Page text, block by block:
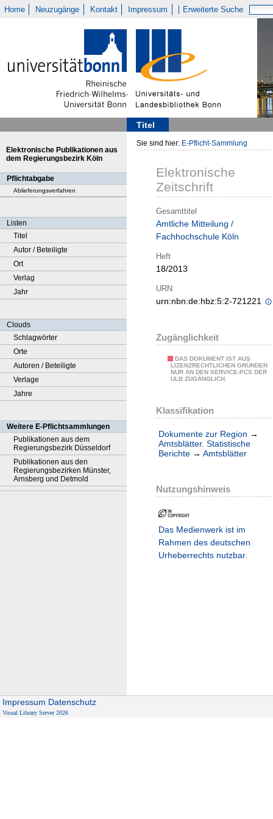
Home Neuzugänge Kontakt Impressum Erweiterte Suche
Titel
Elektronische Publikationen aus
dem Regierungsbezirk Köln
Pflichtabgabe
Ablieferungsverfahren
Listen
Titel
Autor / Beteiligte
Ort
Verlag
Jahr
Clouds
Schlagwörter
Orte
Autoren / Beteiligte
Verlage
Jahre
Weitere E-Pflichtsammlungen
Publikationen aus dem
Regierungsbezirk Düsseldorf
Publikationen aus den
Regierungsbezirken Münster,
Arnsberg und Detmold
Sie sind hier: E-Pflicht-Sammlung
Elektronische
Zeitschrift
Gesamttitel
Amtliche Mitteilung /
Fachhochschule Köln
Heft
18/2013
URN
urn:nbn:de:hbz:5:2-721221
Zugänglichkeit
DAS DOKUMENT IST AUS
LIZENZRECHTLICHEN GRÜNDEN
NUR AN DEN SERVICE-PCS DER
ULB ZUGÄNGLICH.
Klassifikation
Dokumente zur Region →
Amtsblätter. Statistische
Berichte → Amtsblätter
Nutzungshinweis
Das Medienwerk ist im
Rahmen des deutschen
Urheberrechts nutzbar.
Impressum Datenschutz
Visual Library Server 2026